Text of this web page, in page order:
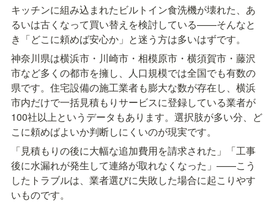
キッチンに組み込まれたビルトイン食洗機が壊れた、あ
るいは古くなって買い替えを検討している——そんなと
き「どこに頼めば安心か」と迷う方は多いはずです。
神奈川県は横浜市・川崎市・相模原市・横須賀市・藤沢
市など多くの都市を擁し、人口規模では全国でも有数の
県です。住宅設備の施工業者も膨大な数が存在し、横浜
市内だけで一括見積もりサービスに登録している業者が
100社以上というデータもあります。選択肢が多い分、ど
こに頼めばよいか判断しにくいのが現実です。
「見積もりの後に大幅な追加費用を請求された」「工事
後に水漏れが発生して連絡が取れなくなった」——こう
したトラブルは、業者選びに失敗した場合に起こりやす
いものです。